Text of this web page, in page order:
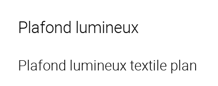
Plafond lumineux
Plafond lumineux textile plan